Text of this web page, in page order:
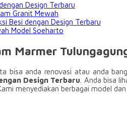
Design Terbaru
Granit Mewah
Besi dengan Design Terbaru
Model Soeharto
Marmer
bisa anda renovasi atau anda
Design Terbaru . Anda bisa
menyediakan berbagai model